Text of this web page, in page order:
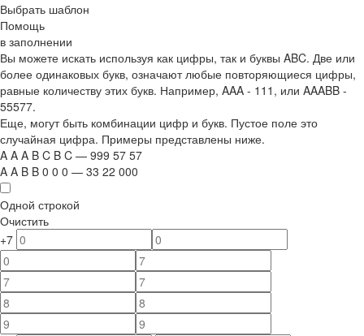
Выбрать шаблон
Помощь
в заполнении
Вы можете искать используя как цифры, так и буквы ABC. Две или
более одинаковых букв, означают любые повторяющиеся цифры,
равные количеству этих букв. Например, AAA - 111 , или AAABB -
55577.
Еще, могут быть комбинации цифр и букв. Пустое поле это
случайная цифра. Примеры представлены ниже.
A A A B C B C — 999 57 57
A A B B 0 0 0 — 33 22 000
Одной строкой
Очистить
+7